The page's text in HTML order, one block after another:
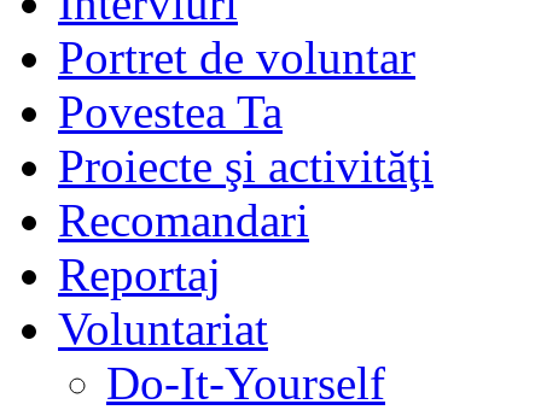
Portret de voluntar
Povestea Ta
Proiecte şi activităţi
Recomandari
Reportaj
Voluntariat
Do-It-Yourself